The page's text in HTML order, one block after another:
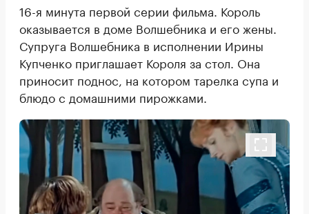
16-я минута первой серии фильма. Король
оказывается в доме Волшебника и его жены.
Супруга Волшебника в исполнении Ирины
Купченко приглашает Короля за стол. Она
приносит поднос, на котором тарелка супа и
блюдо с домашними пирожками.